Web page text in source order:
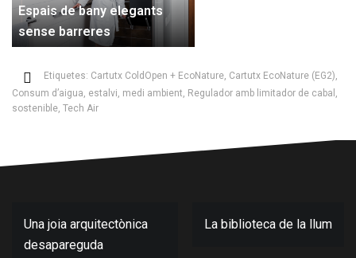
Espais de bany elegants
sense barreres
Etiquetes: Cartutx ColdOpen + EcoNature, Cartutx EcoNature (EG2),
Consum d’aigua, estalvi, medi ambient, Regulador amb limitador de cabal ,
sostenible, Tech Air
Navegació
d'entrades
Una joia arquitectònica
desapareguda
La biblioteca de la llum